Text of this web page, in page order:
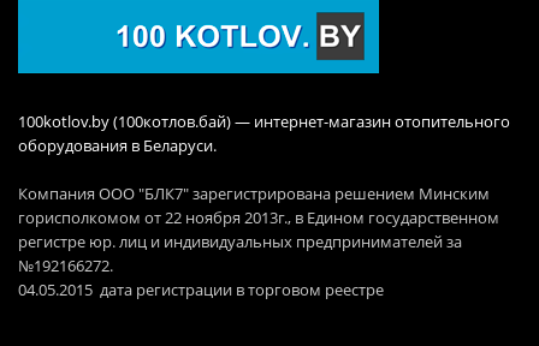
100kotlov.by (100котлов.бай) — интернет-магазин отопительного
оборудования в Беларуси.
Компания ООО "БЛК7" зарегистрирована решением Минским
горисполкомом от 22 ноября 2013г., в Едином государственном
регистре юр. лиц и индивидуальных предпринимателей за
№192166272.
04.05.2015 дата регистрации в торговом реестре